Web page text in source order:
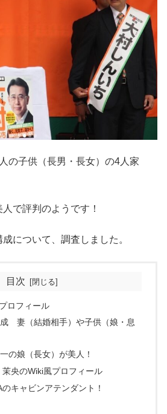
の子供（長男・長女）の4人家
で評判のようです！
について、調査しました。
目次
ロフィール
妻（結婚相手）や子供（娘・息
の娘（長女）が美人！
央のWiki風プロフィール
キャビンアテンダント！